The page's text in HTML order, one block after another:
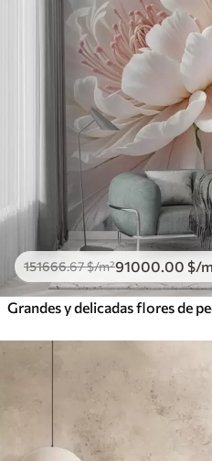
151666.67$/m²91000.00 $/